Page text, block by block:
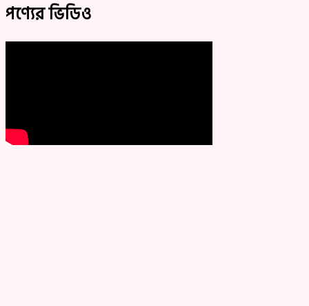
পণ্যের ভিডিও